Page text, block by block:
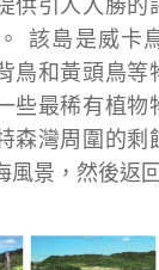
供引人入勝的
該島是威卡
鳥和黃頭鳥等
些最稀有植物
森灣周圍的剩
風景，然後返